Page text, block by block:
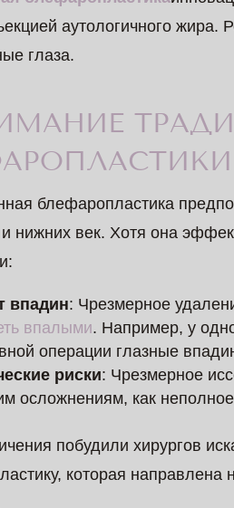
аутологичного
глаза.
блефаропластика
нижних век. Хотя она
впадин: Чрезмерное
впалыми. Например, у
операции глазные
риски: Чрезмерное
осложнениям, как
побудили хирургов
которая направлена